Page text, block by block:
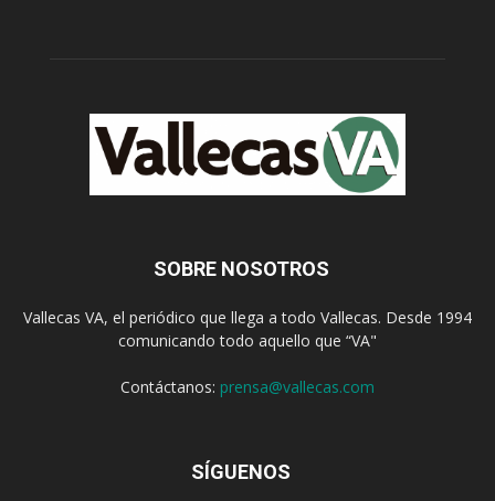
SOBRE NOSOTROS
Vallecas VA, el periódico que llega a todo Vallecas. Desde 1994
comunicando todo aquello que “VA"
Contáctanos: prensa@vallecas.com
SÍGUENOS